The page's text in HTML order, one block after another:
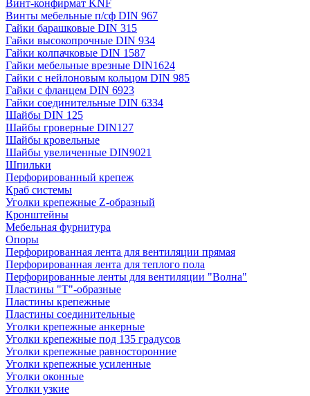
Винт-конфирмат KNF
Винты мебельные п/сф DIN 967
Гайки барашковые DIN 315
Гайки высокопрочные DIN 934
Гайки колпачковые DIN 1587
Гайки мебельные врезные DIN1624
Гайки с нейлоновым кольцом DIN 985
Гайки с фланцем DIN 6923
Гайки соединительные DIN 6334
Шайбы DIN 125
Шайбы гроверные DIN127
Шайбы кровельные
Шайбы увеличенные DIN9021
Шпильки
Перфорированный крепеж
Краб системы
Уголки крепежные Z-образный
Кронштейны
Мебельная фурнитура
Опоры
Перфорированная лента для вентиляции прямая
Перфорированная лента для теплого пола
Перфорированные ленты для вентиляции "Волна"
Пластины "Т"-образные
Пластины крепежные
Пластины соединительные
Уголки крепежные анкерные
Уголки крепежные под 135 градусов
Уголки крепежные равносторонние
Уголки крепежные усиленные
Уголки оконные
Уголки узкие